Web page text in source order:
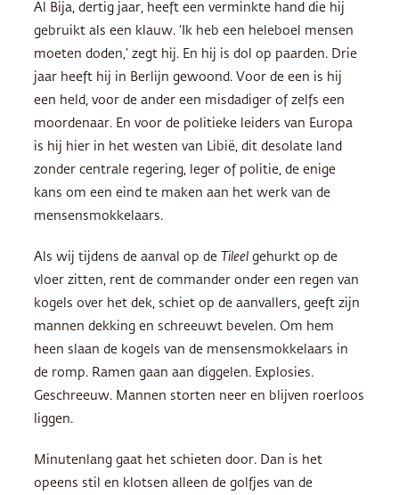
Al Bija, dertig jaar, heeft een verminkte hand die hij
gebruikt als een klauw. ‘Ik heb een heleboel mensen
moeten doden,’ zegt hij. En hij is dol op paarden. Drie
jaar heeft hij in Berlijn gewoond. Voor de een is hij
een held, voor de ander een misdadiger of zelfs een
moordenaar. En voor de politieke leiders van Europa
is hij hier in het westen van Libië, dit desolate land
zonder centrale regering, leger of politie, de enige
kans om een eind te maken aan het werk van de
mensensmokkelaars.
Als wij tijdens de aanval op de Tileel gehurkt op de
vloer zitten, rent de commander onder een regen van
kogels over het dek, schiet op de aanvallers, geeft zijn
mannen dekking en schreeuwt bevelen. Om hem
heen slaan de kogels van de mensensmokkelaars in
de romp. Ramen gaan aan diggelen. Explosies.
Geschreeuw. Mannen storten neer en blijven roerloos
liggen.
Minutenlang gaat het schieten door. Dan is het
opeens stil en klotsen alleen de golfjes van de